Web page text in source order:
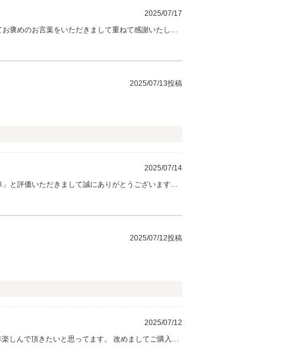
2025/07/17
褒めのお言葉をいただきまして重ねて感謝いたしま
2025/07/13投稿
2025/07/14
と評価いただきまして誠にありがとうございます。
2025/07/12投稿
2025/07/12
しんで頂きたいと思ってます。 改めましてご購入い